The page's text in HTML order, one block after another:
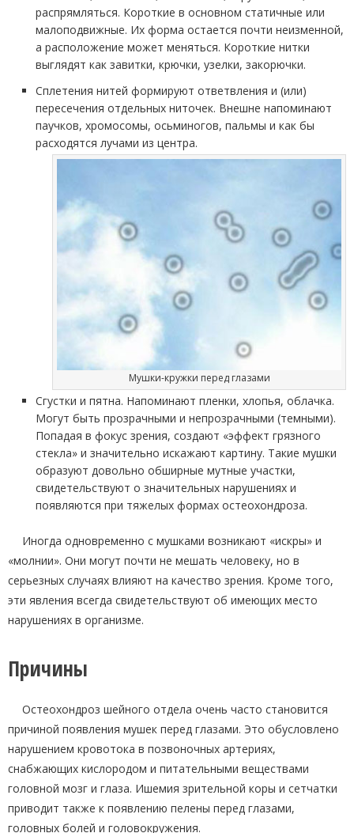
распрямляться. Короткие в основном статичные или
малоподвижные. Их форма остается почти неизменной,
а расположение может меняться. Короткие нитки
выглядят как завитки, крючки, узелки, закорючки.
Сплетения нитей формируют ответвления и (или)
пересечения отдельных ниточек. Внешне напоминают
паучков, хромосомы, осьминогов, пальмы и как бы
расходятся лучами из центра.
Мушки-кружки перед глазами
Сгустки и пятна. Напоминают пленки, хлопья, облачка.
Могут быть прозрачными и непрозрачными (темными).
Попадая в фокус зрения, создают «эффект грязного
стекла» и значительно искажают картину. Такие мушки
образуют довольно обширные мутные участки,
свидетельствуют о значительных нарушениях и
появляются при тяжелых формах остеохондроза.
Иногда одновременно с мушками возникают «искры» и
«молнии». Они могут почти не мешать человеку, но в
серьезных случаях влияют на качество зрения. Кроме того,
эти явления всегда свидетельствуют об имеющих место
нарушениях в организме.
Причины
Остеохондроз шейного отдела очень часто становится
причиной появления мушек перед глазами. Это обусловлено
нарушением кровотока в позвоночных артериях,
снабжающих кислородом и питательными веществами
головной мозг и глаза. Ишемия зрительной коры и сетчатки
приводит также к появлению пелены перед глазами,
головных болей и головокружения.